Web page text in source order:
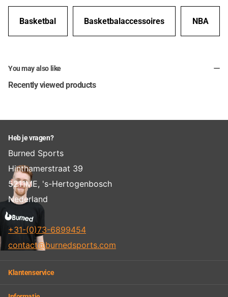
Basketbal Basketbalaccessoires NBA
You may also like
Recently viewed products
Heb je vragen?
Burned Sports
Hinthamerstraat 39
5211ME, 's-Hertogenbosch
Nederland
+31-(0)73-6899454
contact@burnedsports.com
Klantenservice